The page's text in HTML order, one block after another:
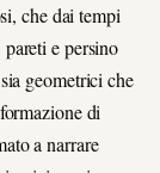
che dai tempi
e persino
geometrici che
di
a narrare